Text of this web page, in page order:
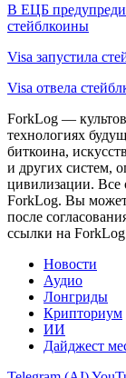
В ЕЦБ
стейблкоины
Visa запустила
Visa отвела
ForkLog —
технологиях
биткоина,
и других систем,
цивилизации. Все
ForkLog. Вы
после
ссылки на
Новости
Аудио
Лонгриды
Крипториум
ИИ
Дайджест